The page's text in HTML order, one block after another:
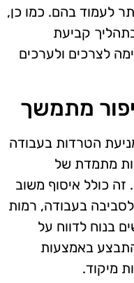
לעמוד בהם. כמו כן,
קביעת
לצרכים ולערכים
מתמשך
הטרדות בעבודה
מתמדת של
זה כולל איסוף משוב
בעבודה, רמות
בנוח לדווח על
באמצעות
מיקוד.